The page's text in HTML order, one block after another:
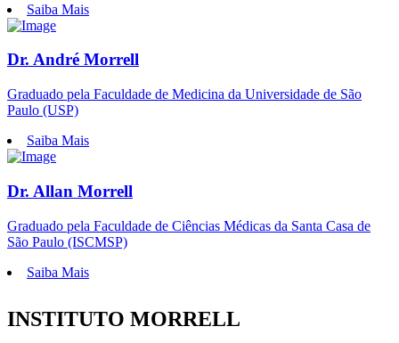
Saiba Mais
Dr. André Morrell
Graduado pela Faculdade de Medicina da Universidade de São
Paulo (USP)
Saiba Mais
Dr. Allan Morrell
Graduado pela Faculdade de Ciências Médicas da Santa Casa de
São Paulo (ISCMSP)
Saiba Mais
INSTITUTO MORRELL